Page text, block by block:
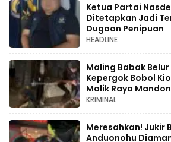
Ketua Partai
Ditetapkan Jadi
Dugaan Penipuan
HEADLINE
Maling Babak
Kepergok Bobol
Malik Raya
KRIMINAL
Meresahkan! Jukir
Anduonohu